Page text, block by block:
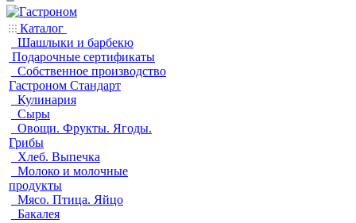
Каталог
Шашлыки и барбекю
Подарочные сертификаты
Собственное производство
Гастроном Стандарт
Кулинария
Сыры
Овощи. Фрукты. Ягоды.
Грибы
Хлеб. Выпечка
Молоко и молочные
продукты
Мясо. Птица. Яйцо
Бакалея